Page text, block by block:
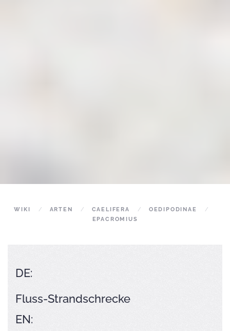
WIKI ARTEN CAELIFERA
OEDIPODINAE
EPACROMIUS
DE:
Fluss-Strandschrecke
EN: